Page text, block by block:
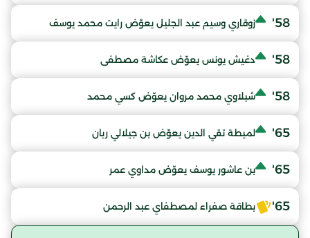
58' زوقاري وسيم عبد الجليل يعوّض رايت محمد يوسف
58' دغيش يونس يعوّض عكاشة مصطفى
58' شبلاوي محمد مروان يعوّض كسي محمد
65' لميطة تقي الدين يعوّض بن جيلالي ريان
65' بن عاشور يوسف يعوّض مداوي عمر
65' بطاقة صفراء لمصطفاي عبد الرحمن